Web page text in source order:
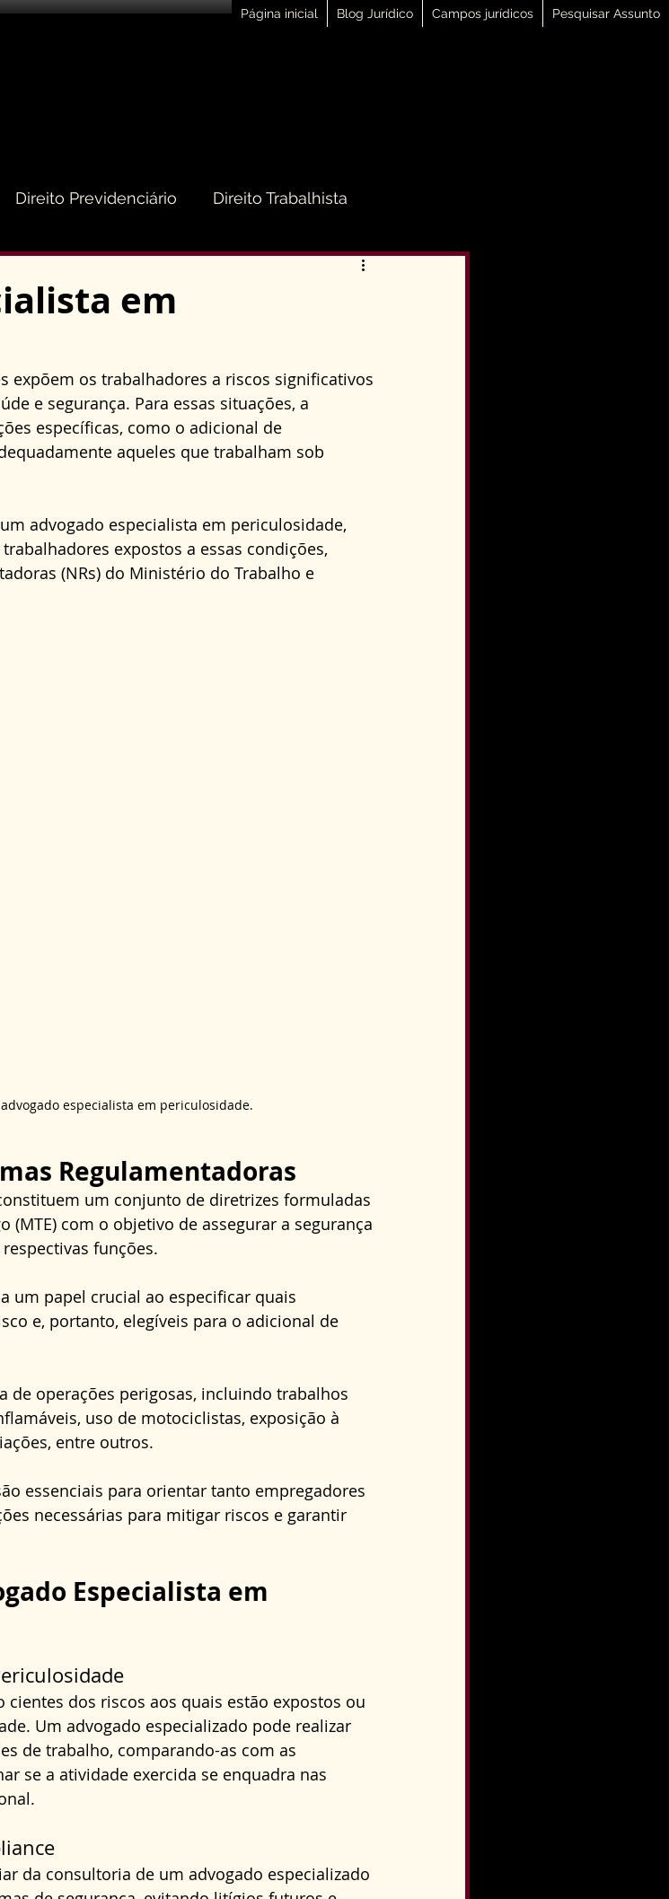
Página inicial Blog Jurídico Campos jurídicos Pesquisar Assunto
Direito Previdenciário Direito Trabalhista
Direito da Saúde condo Direito Condominial
em
expõem os trabalhadores a riscos significativos
e segurança. Para essas situações, a
específicas, como o adicional de
aqueles que trabalham sob
advogado especialista em periculosidade,
expostos a essas condições,
(NRs) do Ministério do Trabalho e
especialista em periculosidade.
Regulamentadoras
um conjunto de diretrizes formuladas
(MTE) com o objetivo de assegurar a segurança
funções.
um papel crucial ao especificar quais
e, portanto, elegíveis para o adicional de
de operações perigosas, incluindo trabalhos
uso de motociclistas, exposição à
entre outros.
essenciais para orientar tanto empregadores
necessárias para mitigar riscos e garantir
Especialista em
cientes dos riscos aos quais estão expostos ou
Um advogado especializado pode realizar
de trabalho, comparando-as com as
se a atividade exercida se enquadra nas
da consultoria de um advogado especializado